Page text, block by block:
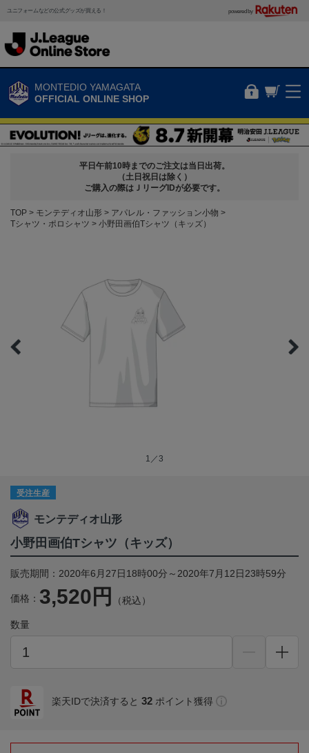
ユニフォームなどの公式グッズが買える！ powered by
MONTEDIO YAMAGATA
OFFICIAL ONLINE SHOP
平日午前10時までのご注文は当日出荷。
（土日祝日は除く）
ご購入の際はＪリーグIDが必要です。
TOP モンテディオ山形
アパレル・ファッション小物
Tシャツ・ポロシャツ
小野田画伯Tシャツ（キッズ）
1／3
受注生産
モンテディオ山形
小野田画伯Tシャツ（キッズ）
販売期間：2020年6月27日18時00分～2020年7月12日23時59分
価格： 3,520円 （税込）
数量
楽天IDで決済すると 32 ポイント獲得